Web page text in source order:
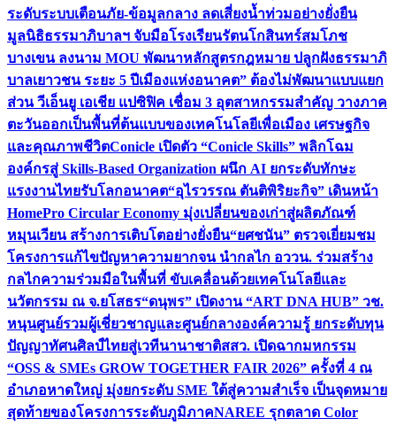
ระดับระบบเตือนภัย-ข้อมูลกลาง ลดเสี่ยงน้ำท่วมอย่างยั่งยืน
มูลนิธิธรรมาภิบาลฯ จับมือโรงเรียนรัตนโกสินทร์สมโภช
บางเขน ลงนาม MOU พัฒนาหลักสูตรกฎหมาย ปลูกฝังธรรมาภิ
บาลเยาวชน ระยะ 5 ปีเมืองแห่งอนาคต” ต้องไม่พัฒนาแบบแยก
ส่วน วีเอ็นยู เอเชีย แปซิฟิค เชื่อม 3 อุตสาหกรรมสำคัญ วางภาค
ตะวันออกเป็นพื้นที่ต้นแบบของเทคโนโลยีเพื่อเมือง เศรษฐกิจ
และคุณภาพชีวิตConicle เปิดตัว “Conicle Skills” พลิกโฉม
องค์กรสู่ Skills-Based Organization ผนึก AI ยกระดับทักษะ
แรงงานไทยรับโลกอนาคต“อุไรวรรณ ตันติพิริยะกิจ” เดินหน้า
HomePro Circular Economy มุ่งเปลี่ยนของเก่าสู่ผลิตภัณฑ์
หมุนเวียน สร้างการเติบโตอย่างยั่งยืน“ยศชนัน” ตรวจเยี่ยมชม
โครงการแก้ไขปัญหาความยากจน นำกลไก อววน. ร่วมสร้าง
กลไกความร่วมมือในพื้นที่ ขับเคลื่อนด้วยเทคโนโลยีและ
นวัตกรรม ณ จ.ยโสธร“ดนุพร” เปิดงาน “ART DNA HUB” วช.
หนุนศูนย์รวมผู้เชี่ยวชาญและศูนย์กลางองค์ความรู้ ยกระดับทุน
ปัญญาทัศนศิลป์ไทยสู่เวทีนานาชาติสสว. เปิดฉากมหกรรม
“OSS & SMEs GROW TOGETHER FAIR 2026” ครั้งที่ 4 ณ
อำเภอหาดใหญ่ มุ่งยกระดับ SME ใต้สู่ความสำเร็จ เป็นจุดหมาย
สุดท้ายของโครงการระดับภูมิภาคNAREE รุกตลาด Color